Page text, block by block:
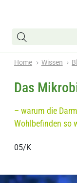
Home Wissen
Das
– warum die
Wohlbefinden so
05/K